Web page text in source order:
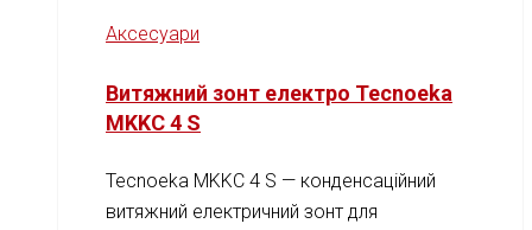
Аксесуари
Витяжний зонт електро Tecnoeka
MKKC 4 S
Tecnoeka MKKC 4 S — конденсаційний
витяжний електричний зонт для